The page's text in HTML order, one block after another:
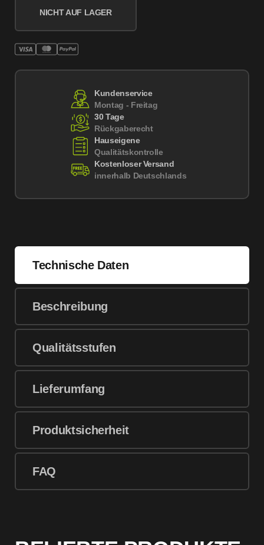
NICHT AUF LAGER
Kundenservice
Montag - Freitag
30 Tage
Rückgaberecht
Hauseigene
Qualitätskontrolle
Kostenloser Versand
innerhalb Deutschlands
Technische Daten
Beschreibung
Qualitätsstufen
Lieferumfang
Produktsicherheit
FAQ